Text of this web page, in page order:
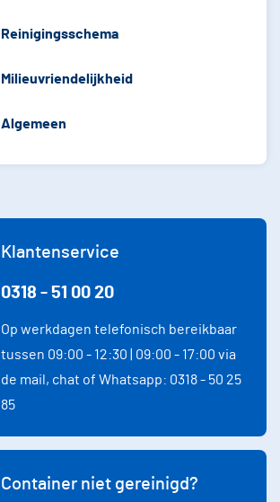
Reinigingsschema
Milieuvriendelijkheid
Algemeen
Klantenservice
0318 - 51 00 20
Op werkdagen telefonisch bereikbaar
tussen 09:00 - 12:30 | 09:00 - 17:00 via
de mail, chat of Whatsapp: 0318 - 50 25
85
Container niet gereinigd?